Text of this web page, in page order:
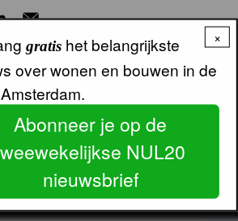
NUL20 NIEUWS
Armand van de Laar per 1
september aangesteld als
secretaris-directeur MRA
×
gratishet belangrijkste
over wonen en bouwen in de
Abonneer je op de
NUL20
nieuwsbrief